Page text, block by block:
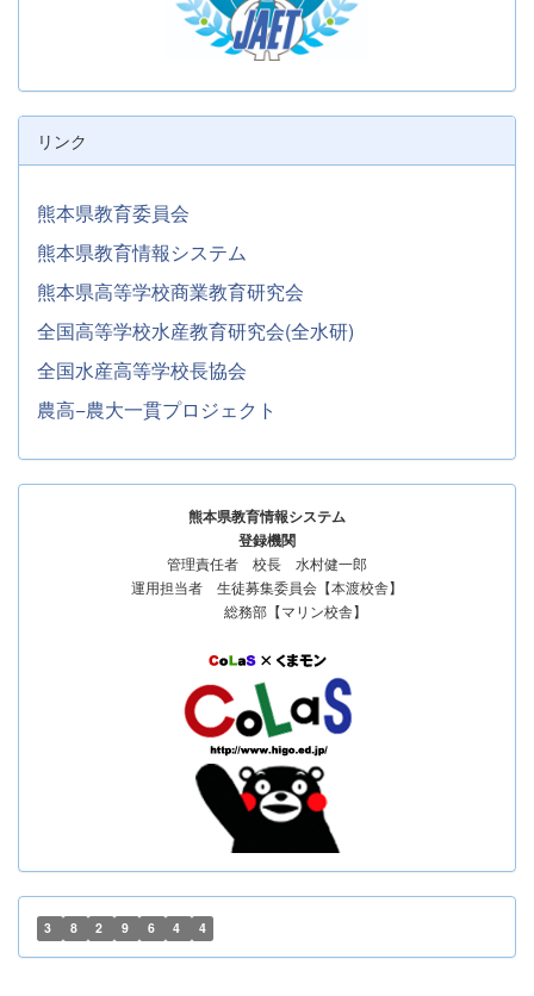
リンク
熊本県教育委員会
熊本県教育情報システム
熊本県高等学校商業教育研究会
全国高等学校水産教育研究会(全水研)
全国水産高等学校長協会
農高−農大一貫プロジェクト
熊本県教育情報システム
登録機関
管理責任者 校長 水村健一郎
運用担当者 生徒募集委員会【本渡校舎】
総務部【マリン校舎】
3 8 2 9 6 4 4